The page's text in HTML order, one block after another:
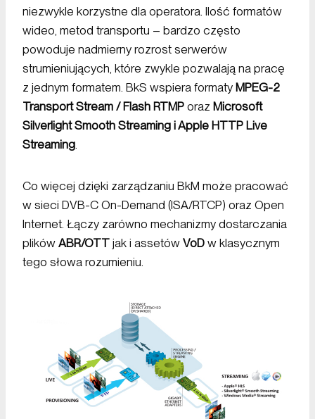
niezwykle korzystne dla operatora. Ilość formatów
wideo, metod transportu – bardzo często
powoduje nadmierny rozrost serwerów
strumieniujących, które zwykle pozwalają na pracę
z jednym formatem. BkS wspiera formaty MPEG-2
Transport Stream / Flash RTMP oraz Microsoft
Silverlight Smooth Streaming i Apple HTTP Live
Streaming.
Co więcej dzięki zarządzaniu BkM może pracować
w sieci DVB-C On-Demand (ISA/RTCP) oraz Open
Internet. Łączy zarówno mechanizmy dostarczania
plików ABR/OTT jak i assetów VoD w klasycznym
tego słowa rozumieniu.